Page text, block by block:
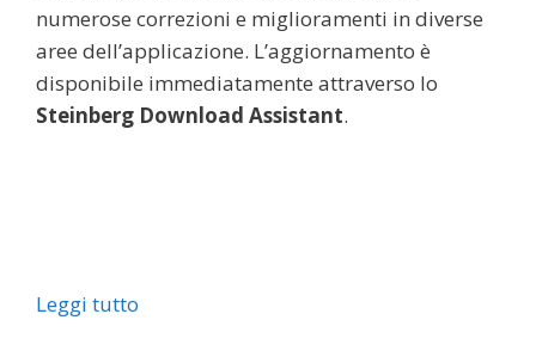
numerose correzioni e miglioramenti in diverse
aree dell’applicazione. L’aggiornamento è
disponibile immediatamente attraverso lo
Steinberg Download Assistant.
Leggi tutto